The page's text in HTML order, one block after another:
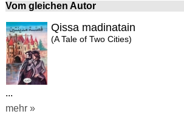
Vom gleichen Autor
Qissa madinatain
(A Tale of Two Cities)
...
mehr »